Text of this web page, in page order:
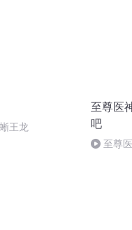
王龙
至尊医
吧
至尊